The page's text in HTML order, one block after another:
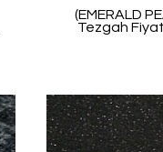
(EMERALD
Tezgah